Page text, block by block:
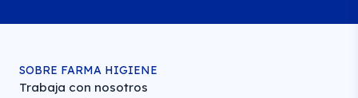
SOBRE FARMA HIGIENE
Trabaja con nosotros